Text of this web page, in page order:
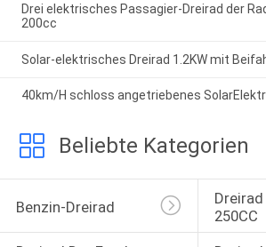
Drei elektrisches Passagier-Dreirad der
200cc
Solar-elektrisches Dreirad 1.2KW mit
40km/H schloss angetriebenes
Beliebte Kategorien
Benzin-Dreirad
250CC